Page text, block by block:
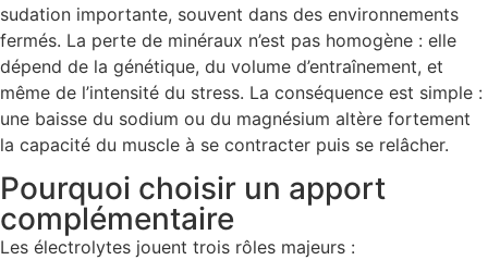
sudation importante, souvent dans des environnements
fermés. La perte de minéraux n’est pas homogène : elle
dépend de la génétique, du volume d’entraînement, et
même de l’intensité du stress. La conséquence est simple :
une baisse du sodium ou du magnésium altère fortement
la capacité du muscle à se contracter puis se relâcher.
Pourquoi choisir un apport
complémentaire
Les électrolytes jouent trois rôles majeurs :